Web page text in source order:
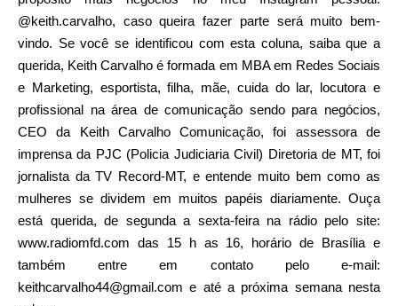
@keith.carvalho, caso queira fazer parte será muito bem-
vindo. Se você se identificou com esta coluna, saiba que a
querida, Keith Carvalho é formada em MBA em Redes Sociais
e Marketing, esportista, filha, mãe, cuida do lar, locutora e
profissional na área de comunicação sendo para negócios,
CEO da Keith Carvalho Comunicação, foi assessora de
imprensa da PJC (Policia Judiciaria Civil) Diretoria de MT, foi
jornalista da TV Record-MT, e entende muito bem como as
mulheres se dividem em muitos papéis diariamente. Ouça
está querida, de segunda a sexta-feira na rádio pelo site:
www.radiomfd.com das 15 h as 16, horário de Brasília e
também entre em contato pelo e-mail:
keithcarvalho44@gmail.com e até a próxima semana nesta